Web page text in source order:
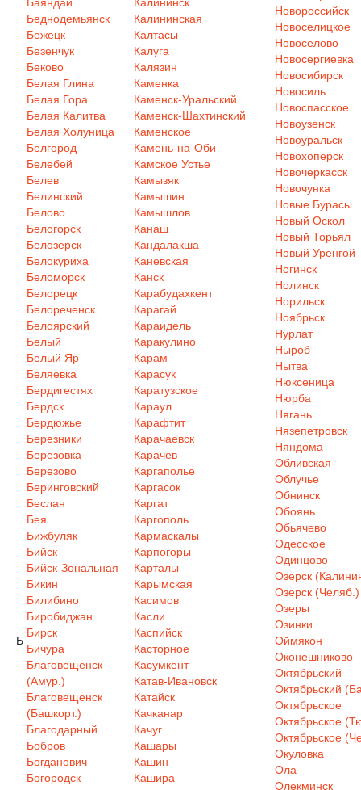
Б
Беднодемьянск
Бежецк
Безенчук
Беково
Белая Глина
Белая Гора
Белая Калитва
Белая Холуница
Белгород
Белебей
Белев
Белинский
Белово
Белогорск
Белозерск
Белокуриха
Беломорск
Белорецк
Белореченск
Белоярский
Белый
Белый Яр
Беляевка
Бердигестях
Бердск
Бердюжье
Березники
Березовка
Березово
Беринговский
Беслан
Бея
Бижбуляк
Бийск
Бийск-Зональная
Бикин
Билибино
Биробиджан
Бирск
Бичура
Благовещенск
(Амур.)
Благовещенск
(Башкорт.)
Благодарный
Бобров
Богданович
Богородск
Калининская
Калтасы
Калуга
Калязин
Каменка
Каменск-Уральский
Каменск-Шахтинский
Каменское
Камень-на-Оби
Камское Устье
Камызяк
Камышин
Камышлов
Канаш
Кандалакша
Каневская
Канск
Карабудахкент
Карагай
Караидель
Каракулино
Карам
Карасук
Каратузское
Караул
Карафтит
Карачаевск
Карачев
Каргаполье
Каргасок
Каргат
Каргополь
Кармаскалы
Карпогоры
Карталы
Карымская
Касимов
Касли
Каспийск
Касторное
Касумкент
Катав-Ивановск
Катайск
Качканар
Качуг
Кашары
Кашин
Кашира
Новороссийск
Новоселицкое
Новоселово
Новосергиевка
Новосибирск
Новосиль
Новоспасское
Новоузенск
Новоуральск
Новохоперск
Новочеркасск
Новочунка
Новые Бурасы
Новый Оскол
Новый Торьял
Новый Уренгой
Ногинск
Нолинск
Норильск
Ноябрьск
Нурлат
Ныроб
Нытва
Нюксеница
Нюрба
Нягань
Нязепетровск
Няндома
Обливская
Облучье
Обнинск
Обоянь
Обьячево
Одесское
Одинцово
Озерск
Озерск (Челяб.)
Озеры
Озинки
Оймякон
Оконешниково
Октябрьский
Октябрьский
Октябрьское
Октябрьское
Октябрьское
Окуловка
Ола
Олекминск